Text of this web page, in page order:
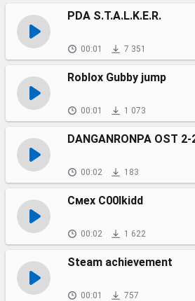
PDA S.T.A.L.K.E.R.
00:01 7 351
Roblox Gubby jump
00:01 1 073
00:02 183
Смех C00lkidd
00:02 1 622
Steam achievement
00:01 757